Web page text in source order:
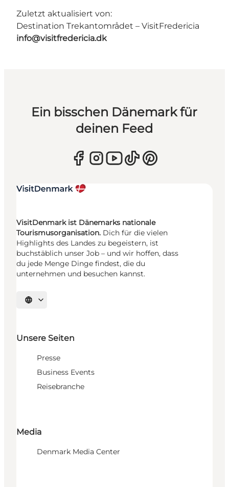
Zuletzt aktualisiert von:
Destination Trekantområdet – VisitFredericia
info@visitfredericia.dk
Ein bisschen Dänemark für
deinen Feed
VisitDenmark ist Dänemarks nationale
Tourismusorganisation. Dich für die vielen
Highlights des Landes zu begeistern, ist
buchstäblich unser Job – und wir hoffen, dass
du jede Menge Dinge findest, die du
unternehmen und besuchen kannst.
Sprache auswählen
Unsere Seiten
Presse
Business Events
Reisebranche
Media
Denmark Media Center